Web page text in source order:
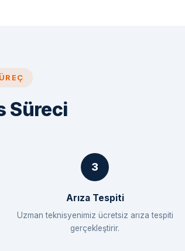
Süreci
Arıza Tespiti
Uzman teknisyenimiz ücretsiz arıza tespiti
gerçekleştirir.